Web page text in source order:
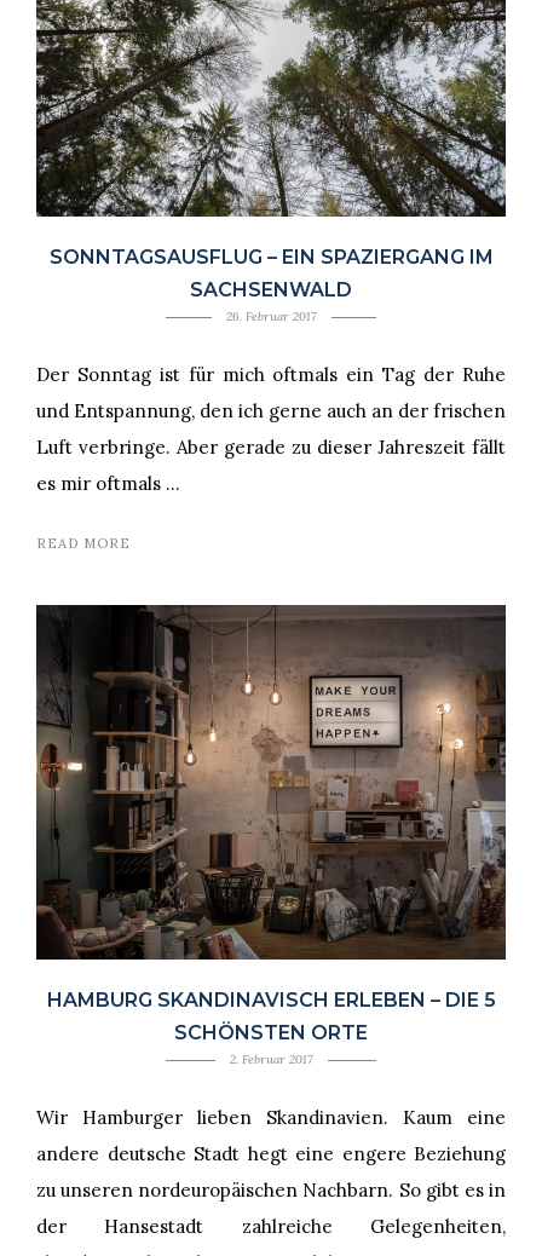
SONNTAGSAUSFLUG – EIN SPAZIERGANG IM
SACHSENWALD
26. Februar 2017
Der Sonntag ist für mich oftmals ein Tag der Ruhe
und Entspannung, den ich gerne auch an der frischen
Luft verbringe. Aber gerade zu dieser Jahreszeit fällt
es mir oftmals …
READ MORE
HAMBURG SKANDINAVISCH ERLEBEN – DIE 5
SCHÖNSTEN ORTE
2. Februar 2017
Wir Hamburger lieben Skandinavien. Kaum eine
andere deutsche Stadt hegt eine engere Beziehung
zu unseren nordeuropäischen Nachbarn. So gibt es in
der Hansestadt zahlreiche Gelegenheiten,